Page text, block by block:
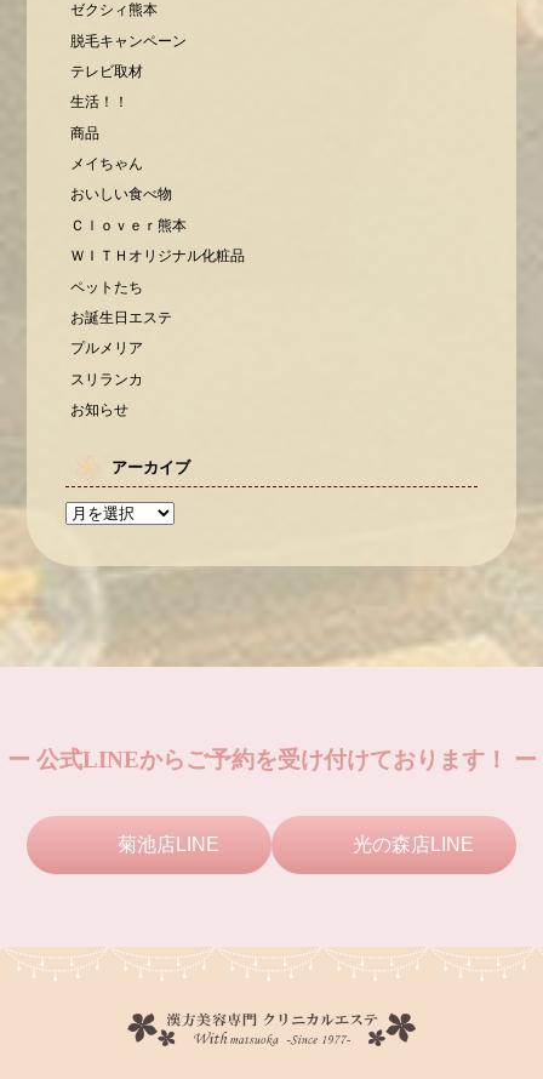
ゼクシィ熊本
脱毛キャンペーン
テレビ取材
生活！！
商品
メイちゃん
おいしい食べ物
Ｃｌｏｖｅｒ熊本
ＷＩＴＨオリジナル化粧品
ペットたち
お誕生日エステ
プルメリア
スリランカ
お知らせ
アーカイブ
ー 公式LINEからご予約を受け付けております！ ー
菊池店LINE 光の森店LINE